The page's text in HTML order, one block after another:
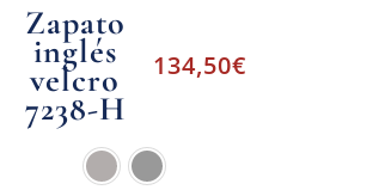
Zapato
inglés
velcro
7238-H
134,50€